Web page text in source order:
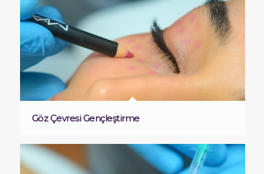
Göz Çevresi Gençleştirme